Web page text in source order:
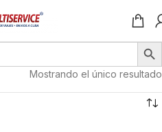
Mostrando el único resultado